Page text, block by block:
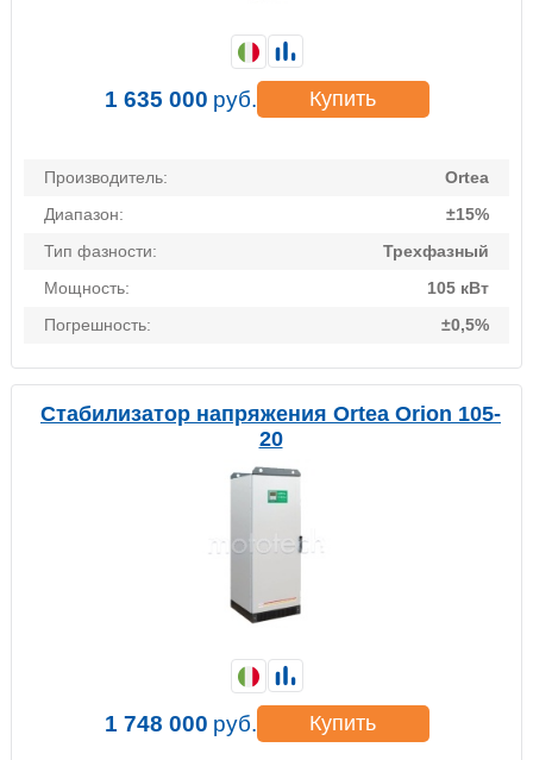
Производитель:
Ortea
Диапазон:
±15%
Тип фазности:
Трехфазный
Мощность:
105 кВт
Погрешность:
±0,5%
1 635 000 руб. Купить
Стабилизатор напряжения Ortea Orion 105-
20
1 748 000 руб. Купить